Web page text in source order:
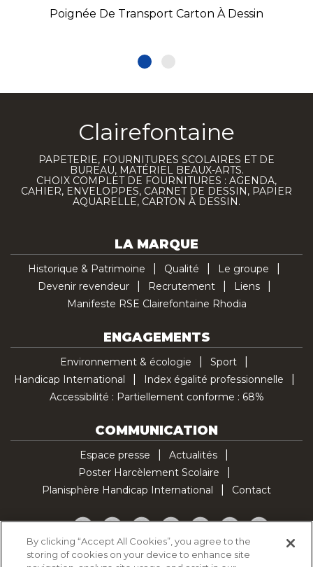
Poignée De Transport Carton À Dessin
Clairefontaine
PAPETERIE, FOURNITURES SCOLAIRES ET DE
BUREAU, MATÉRIEL BEAUX-ARTS.
CHOIX COMPLET DE FOURNITURES : AGENDA,
CAHIER, ENVELOPPES, CARNET DE DESSIN, PAPIER
AQUARELLE, CARTON À DESSIN.
LA MARQUE
Historique & Patrimoine Qualité
Le groupe
Devenir revendeur
Recrutement
Liens
Manifeste RSE Clairefontaine Rhodia
ENGAGEMENTS
Environnement & écologie
Sport
Handicap International
Index égalité professionnelle
Accessibilité : Partiellement conforme : 68%
COMMUNICATION
Espace presse
Actualités
Poster Harcèlement Scolaire
Planisphère Handicap International
Contact
Facebook
TwitterYouTubePinterestInstagramLinkedInTikTok
Politique d'utilisation des cookies
By clicking “Accept All Cookies”, you agree to the
storing of cookies on your device to enhance site